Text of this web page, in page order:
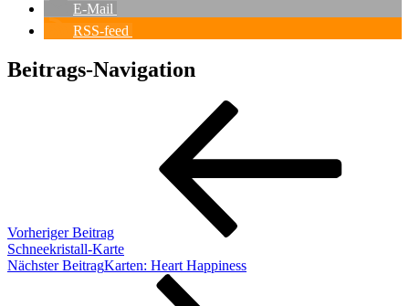
E-Mail
RSS-feed
Beitrags-Navigation
Vorheriger Beitrag
Schneekristall-Karte
Nächster BeitragKarten: Heart Happiness